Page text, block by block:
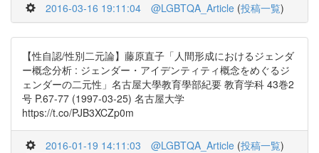
2016-03-16 19:11:04 @LGBTQA_Article (投稿一覧)
【性自認/性別二元論】藤原直子「人間形成におけるジェンダ
ー概念分析 : ジェンダー・アイデンティティ概念をめぐるジ
ェンダーの二元性」名古屋大學教育學部紀要 教育学科 43巻2
号 P.67-77 (1997-03-25) 名古屋大学
https://t.co/PJB3XCZp0m
2016-01-19 14:11:03 @LGBTQA_Article (投稿一覧)